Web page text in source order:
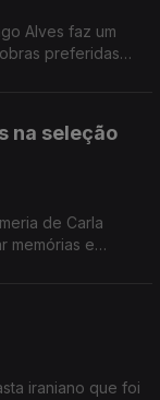
Alves faz um
preferidas
na seleção
de Carla
memórias e
iraniano que foi